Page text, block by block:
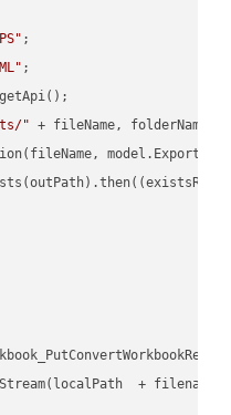
" + fileName, folderName +
(
+ filename